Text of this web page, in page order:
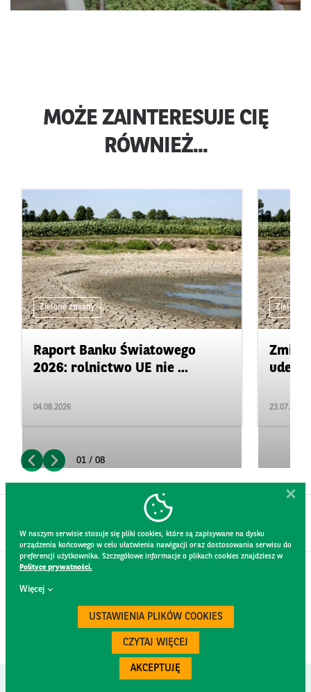
MOŻE ZAINTERESUJE CIĘ
RÓWNIEŻ...
Zielone zmiany
Raport Banku Światowego
2026: rolnictwo UE nie ...
04.08.2026
Zielone
23.07.2026
01 / 08
W naszym serwisie stosuje się pliki cookies, które są zapisywane na dysku
urządzenia końcowego w celu ułatwienia nawigacji oraz dostosowania serwisu do
preferencji użytkownika. Szczegółowe informacje o plikach cookies znajdziesz w
Polityce prywatności.
Więcej
USTAWIENIA PLIKÓW COOKIES
CZYTAJ WIĘCEJ
AKCEPTUJĘ
KONTAKT
REGULAMIN STRONY
POLITYKA PRYWATNOŚCI